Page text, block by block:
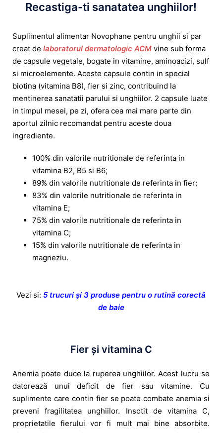
Recastiga-ti sanatatea unghiilor!
Suplimentul alimentar Novophane pentru unghii si par
creat de laboratorul dermatologic ACM vine sub forma
de capsule vegetale, bogate in vitamine, aminoacizi, sulf
si microelemente. Aceste capsule contin in special
biotina (vitamina B8), fier si zinc, contribuind la
mentinerea sanatatii parului si unghiilor. 2 capsule luate
in timpul mesei, pe zi, ofera cea mai mare parte din
aportul zilnic recomandat pentru aceste doua
ingrediente.
100% din valorile nutritionale de referinta in
vitamina B2, B5 si B6;
89% din valorile nutritionale de referinta in fier;
83% din valorile nutritionale de referinta in
vitamina E;
75% din valorile nutritionale de referinta in
vitamina C;
15% din valorile nutritionale de referinta in
magneziu.
Vezi si: 5 trucuri și 3 produse pentru o rutină corectă
de baie
Fier și vitamina C
Anemia poate duce la ruperea unghiilor. Acest lucru se
datorează unui deficit de fier sau vitamine. Cu
suplimente care contin fier se poate combate anemia si
preveni fragilitatea unghiilor. Insotit de vitamina C,
proprietatile fierului vor fi mult mai bine absorbite.